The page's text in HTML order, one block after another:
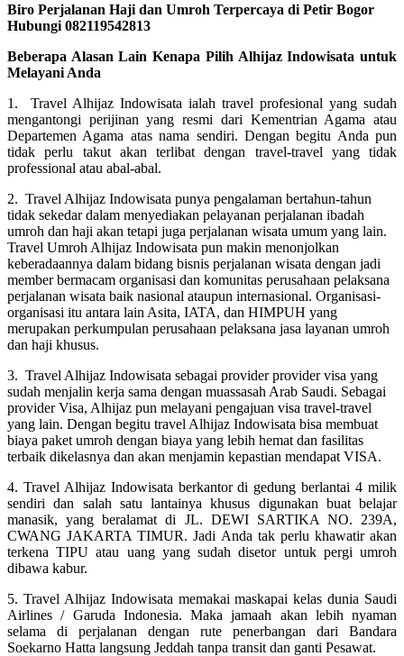
Biro Perjalanan Haji dan Umroh Terpercaya di Petir Bogor
Hubungi 082119542813
Beberapa Alasan Lain Kenapa Pilih Alhijaz Indowisata untuk
Melayani Anda
1. Travel Alhijaz Indowisata ialah travel profesional yang sudah
mengantongi perijinan yang resmi dari Kementrian Agama atau
Departemen Agama atas nama sendiri. Dengan begitu Anda pun
tidak perlu takut akan terlibat dengan travel-travel yang tidak
professional atau abal-abal.
2. Travel Alhijaz Indowisata punya pengalaman bertahun-tahun
tidak sekedar dalam menyediakan pelayanan perjalanan ibadah
umroh dan haji akan tetapi juga perjalanan wisata umum yang lain.
Travel Umroh Alhijaz Indowisata pun makin menonjolkan
keberadaannya dalam bidang bisnis perjalanan wisata dengan jadi
member bermacam organisasi dan komunitas perusahaan pelaksana
perjalanan wisata baik nasional ataupun internasional. Organisasi-
organisasi itu antara lain Asita, IATA, dan HIMPUH yang
merupakan perkumpulan perusahaan pelaksana jasa layanan umroh
dan haji khusus.
3. Travel Alhijaz Indowisata sebagai provider provider visa yang
sudah menjalin kerja sama dengan muassasah Arab Saudi. Sebagai
provider Visa, Alhijaz pun melayani pengajuan visa travel-travel
yang lain. Dengan begitu travel Alhijaz Indowisata bisa membuat
biaya paket umroh dengan biaya yang lebih hemat dan fasilitas
terbaik dikelasnya dan akan menjamin kepastian mendapat VISA.
4. Travel Alhijaz Indowisata berkantor di gedung berlantai 4 milik
sendiri dan salah satu lantainya khusus digunakan buat belajar
manasik, yang beralamat di JL. DEWI SARTIKA NO. 239A,
CWANG JAKARTA TIMUR. Jadi Anda tak perlu khawatir akan
terkena TIPU atau uang yang sudah disetor untuk pergi umroh
dibawa kabur.
5. Travel Alhijaz Indowisata memakai maskapai kelas dunia Saudi
Airlines / Garuda Indonesia. Maka jamaah akan lebih nyaman
selama di perjalanan dengan rute penerbangan dari Bandara
Soekarno Hatta langsung Jeddah tanpa transit dan ganti Pesawat.